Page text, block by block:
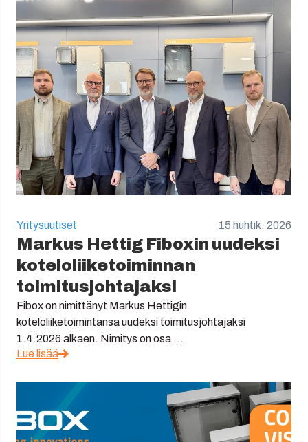
Yritysuutiset 15 huhtik. 2026
Markus Hettig Fiboxin uudeksi
koteloliiketoiminnan
toimitusjohtajaksi
Fibox on nimittänyt Markus Hettigin
koteloliiketoimintansa uudeksi toimitusjohtajaksi
1.4.2026 alkaen. Nimitys on osa ...
Lue lisää